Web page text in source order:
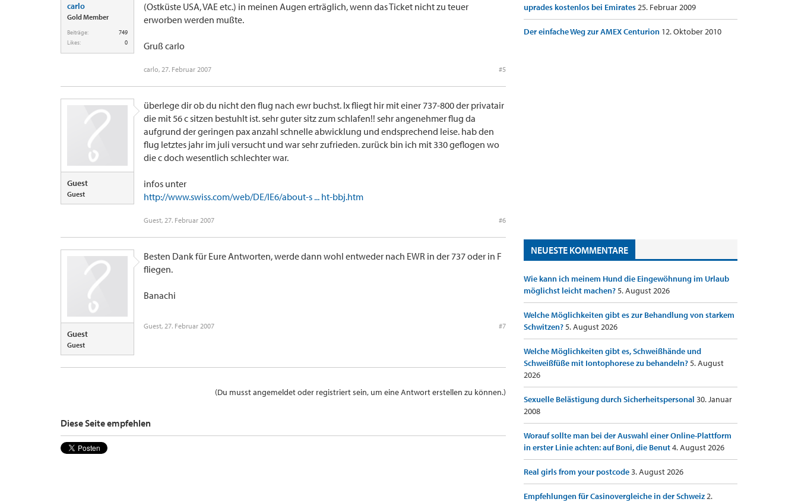
carlo
Gold Member
Beiträge:
749
Likes:
0
(Ostküste USA, VAE etc.) in meinen Augen erträglich, wenn das Ticket nicht zu teuer
erworben werden mußte.
Gruß carlo
carlo, 27. Februar 2007 #5
Guest
Guest
überlege dir ob du nicht den flug nach ewr buchst. lx fliegt hir mit einer 737-800 der privatair
die mit 56 c sitzen bestuhlt ist. sehr guter sitz zum schlafen!! sehr angenehmer flug da
aufgrund der geringen pax anzahl schnelle abwicklung und endsprechend leise. hab den
flug letztes jahr im juli versucht und war sehr zufrieden. zurück bin ich mit 330 geflogen wo
die c doch wesentlich schlechter war.
infos unter
http://www.swiss.com/web/DE/IE6/about-s ... ht-bbj.htm
Guest, 27. Februar 2007 #6
Guest
Guest
Besten Dank für Eure Antworten, werde dann wohl entweder nach EWR in der 737 oder in F
fliegen.
Banachi
Guest, 27. Februar 2007 #7
(Du musst angemeldet oder registriert sein, um eine Antwort erstellen zu können.)
Diese Seite empfehlen
uprades kostenlos bei Emirates25. Februar 2009
Der einfache Weg zur AMEX Centurion 12. Oktober 2010
NEUESTE KOMMENTARE
Wie kann ich meinem Hund die Eingewöhnung im Urlaub
möglichst leicht machen?5. August 2026
Welche Möglichkeiten gibt es zur Behandlung von starkem
Schwitzen?5. August 2026
Welche Möglichkeiten gibt es, Schweißhände und
Schweißfüße mit Iontophorese zu behandeln?5. August
2026
Sexuelle Belästigung durch Sicherheitspersonal 30. Januar
2008
Worauf sollte man bei der Auswahl einer Online-Plattform
in erster Linie achten: auf Boni, die Benut4. August 2026
Real girls from your postcode3. August 2026
Empfehlungen für Casinovergleiche in der Schweiz2.